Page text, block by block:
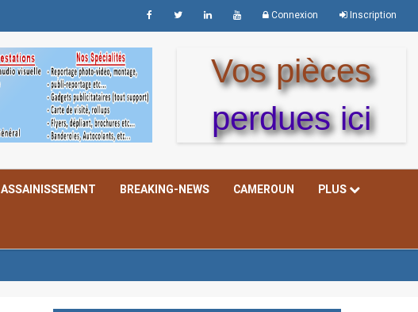
Connexion Inscription
Vos pièces
perdues ici
ASSAINISSEMENT BREAKING-NEWS CAMEROUN PLUS